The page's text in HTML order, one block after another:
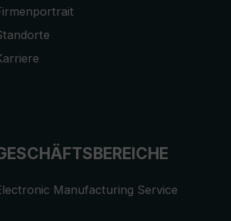
Manufacturing Service